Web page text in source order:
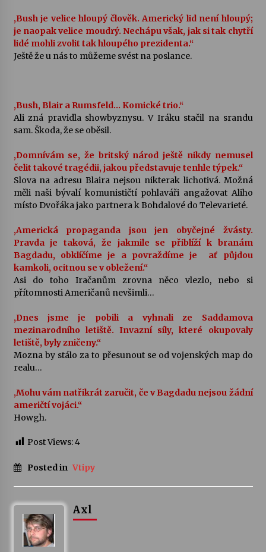
Ozvěny prázdnin
14. 7. 2026
odkaz Josefa Čapka
13. 7. 2026
Želiv
3. 7. 2026
Petr Adamec – Malovaný svět
,Bush je velice hloupý člověk. Americký lid není hloupý;
je naopak velice moudrý. Nechápu však, jak si tak chytří
lidé mohli zvolit tak hloupého prezidenta.“
Ještě že u nás to můžeme svést na poslance.
,Bush, Blair a Rumsfeld… Komické trio.“
Ali zná pravidla showbyznysu. V Iráku stačil na srandu
sam. Škoda, že se oběsil.
,Domnívám se, že britský národ ještě nikdy nemusel
čelit takové tragédii, jakou představuje tenhle týpek.“
Slova na adresu Blaira nejsou nikterak lichotivá. Možná
měli naši bývalí komunističtí pohlaváři angažovat Aliho
místo Dvořáka jako partnera k Bohdalové do Televarieté.
,Americká propaganda jsou jen obyčejné žvásty.
Pravda je taková, že jakmile se přiblíží k branám
Bagdadu, obklíčíme je a povraždíme je ať půjdou
kamkoli, ocitnou se v obležení.“
Asi do toho Iračanům zrovna něco vlezlo, nebo si
přítomnosti Američanů nevšimli…
,Dnes jsme je pobili a vyhnali ze Saddamova
mezinarodního letiště. Invazní síly, které okupovaly
letiště, byly zničeny.“
Mozna by stálo za to přesunout se od vojenských map do
realu…
,Mohu vám natřikrát zaručit, če v Bagdadu nejsou žádní
američtí vojáci.“
Howgh.
Post Views:4
Posted in Vtipy
Axl